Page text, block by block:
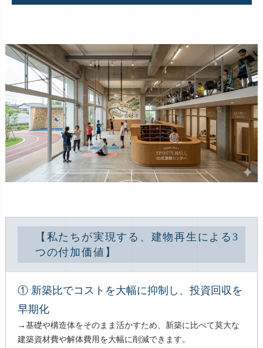
【私たちが実現する、建物再生による3
つの付加価値】
① 新築比でコストを大幅に抑制し、投資回収を
早期化
→基礎や構造体をそのまま活かすため、新築に比べて莫大な
建築資材費や解体費用を大幅に削減できます。